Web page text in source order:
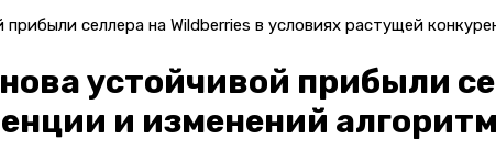
прибыли селлера на Wildberries в условиях растущей
устойчивой прибыли
и изменений